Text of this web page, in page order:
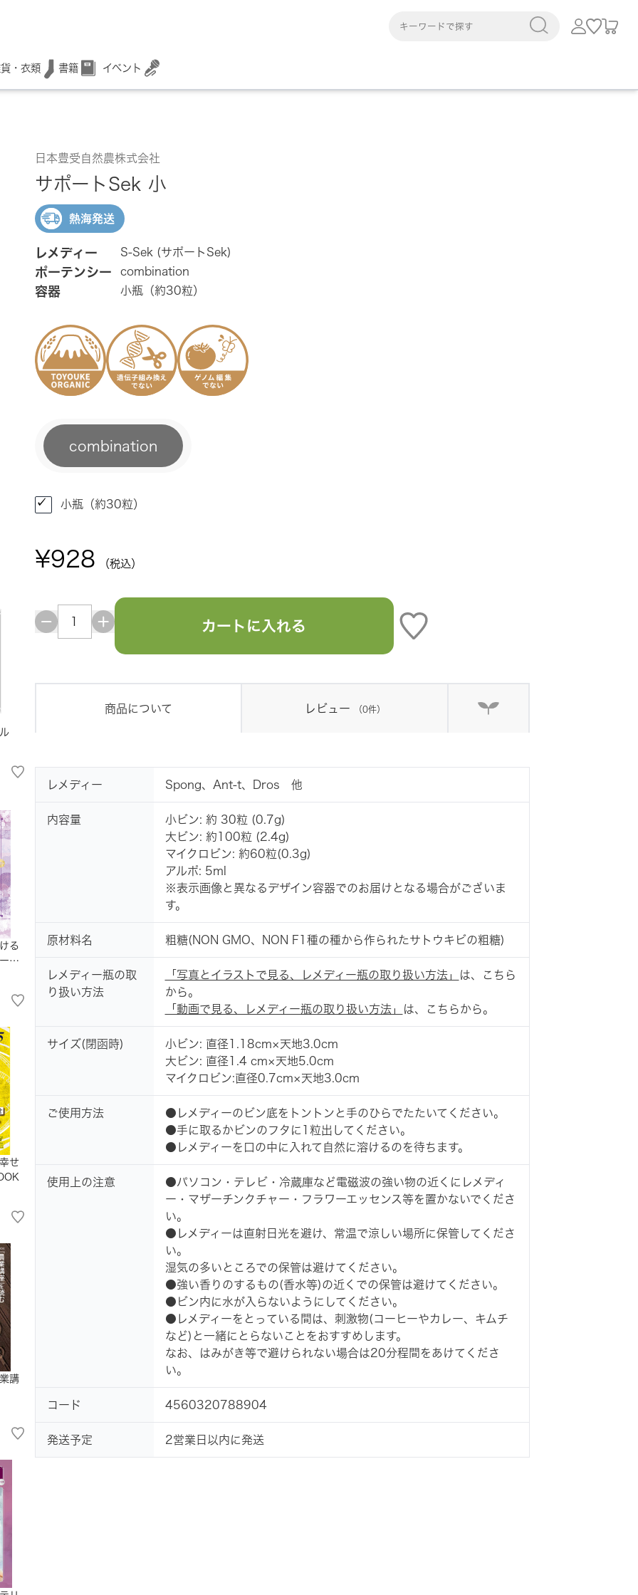
・衣類 書籍 イベント
る
チ
せ
講
日本豊受自然農株式会社
サポートSek 小
熱海発送
レメディー S-Sek (サポートSek)
ポーテンシー combination
容器 小瓶（約30粒）
combination
小瓶（約30粒）
¥928 （税込）
カートに入れる
商品について レビュー （0件）
レメディー Spong、Ant-t、Dros 他
内容量
小ビン: 約 30粒 (0.7g)
大ビン: 約100粒 (2.4g)
マイクロビン: 約60粒(0.3g)
アルポ: 5ml
※表示画像と異なるデザイン容器でのお届けとなる場合がございま
す。
原材料名 粗糖(NON GMO、NON F1種の種から作られたサトウキビの粗糖)
レメディー瓶の取
り扱い方法
「写真とイラストで見る、レメディー瓶の取り扱い方法」
は、こちら
から。
「動画で見る、レメディー瓶の取り扱い方法」
は、こちらから。
サイズ(閉函時)
小ビン: 直径1.18cm×天地3.0cm
大ビン: 直径1.4 cm×天地5.0cm
マイクロビン:直径0.7cm×天地3.0cm
ご使用方法
●レメディーのビン底をトントンと手のひらでたたいてください。
●手に取るかビンのフタに1粒出してください。
●レメディーを口の中に入れて自然に溶けるのを待ちます。
使用上の注意
●パソコン・テレビ・冷蔵庫など電磁波の強い物の近くにレメディ
ー・マザーチンクチャー・フラワーエッセンス等を置かないでくださ
い。
●レメディーは直射日光を避け、常温で涼しい場所に保管してくださ
い。
湿気の多いところでの保管は避けてください。
●強い香りのするもの(香水等)の近くでの保管は避けてください。
●ビン内に水が入らないようにしてください。
●レメディーをとっている間は、刺激物(コーヒーやカレー、キムチ
など)と一緒にとらないことをおすすめします。
なお、はみがき等で避けられない場合は20分程間をあけてくださ
い。
コード 4560320788904
発送予定 2営業日以内に発送